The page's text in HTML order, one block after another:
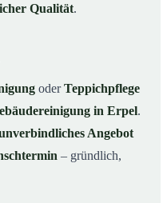
Qualität.
oderTeppichpflege
in Erpel.
Angebot
– gründlich,